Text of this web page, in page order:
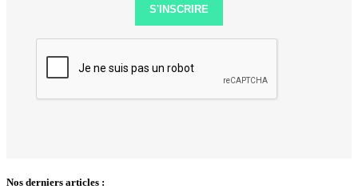
S'INSCRIRE
Nos derniers articles :